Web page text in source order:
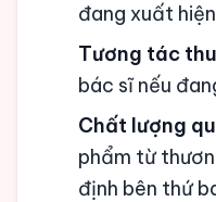
đang xuất hiện
Tương tác
bác sĩ nếu
Chất lượng
phẩm từ
định bên thứ